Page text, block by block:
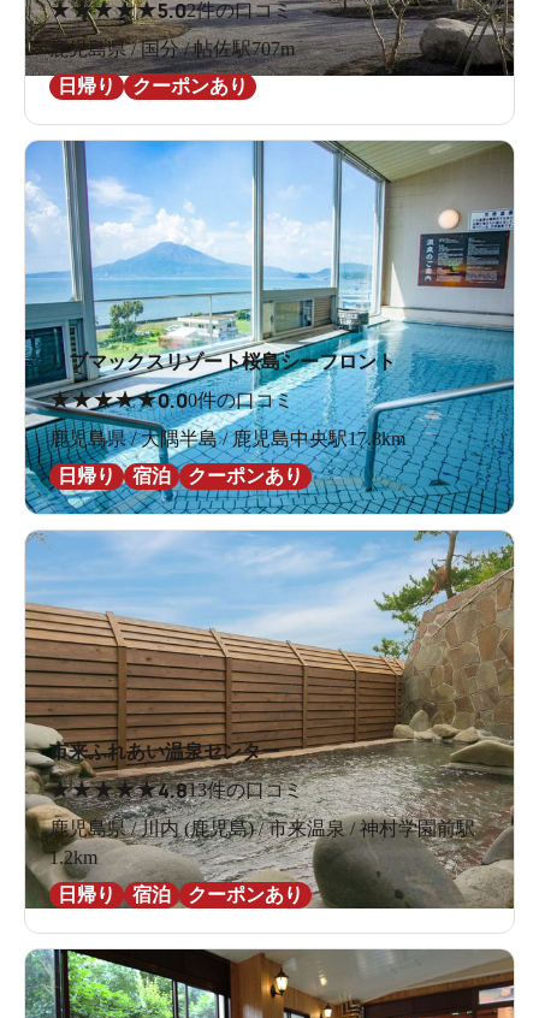
★★★★★5.02件の口コミ
鹿児島県 / 国分 / 帖佐駅707m
日帰り
クーポンあり
リブマックスリゾート桜島シーフロント
★★★★★0.00件の口コミ
鹿児島県 / 大隅半島 / 鹿児島中央駅17.8km
日帰り
宿泊 クーポンあり
市来ふれあい温泉センター
★★★★★4.813件の口コミ
鹿児島県 / 川内 (鹿児島) / 市来温泉 / 神村学園前駅
1.2km
日帰り
宿泊 クーポンあり